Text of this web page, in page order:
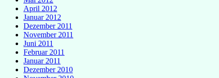
April 2012
Januar 2012
Dezember 2011
November 2011
Juni 2011
Februar 2011
Januar 2011
Dezember 2010